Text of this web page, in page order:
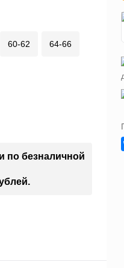
60-62 64-66
по безналичной